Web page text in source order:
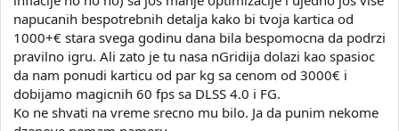
napucanih bespotrebnih detalja kako bi tvoja kartica od
1000+€ stara svega godinu dana bila bespomocna da podrzi
pravilno igru. Ali zato je tu nasa nGridija dolazi kao spasioc
da nam ponudi karticu od par kg sa cenom od 3000€ i
dobijamo magicnih 60 fps sa DLSS 4.0 i FG.
Ko ne shvati na vreme srecno mu bilo. Ja da punim nekome